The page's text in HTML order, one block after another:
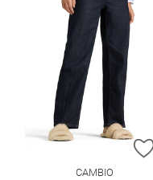
CAMBIO